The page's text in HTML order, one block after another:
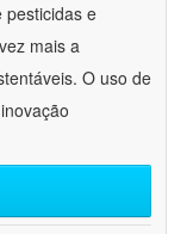
pesticidas e
mais a
O uso de